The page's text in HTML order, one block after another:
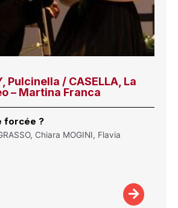
Pulcinella / CASELLA, La
– Martina Franca
forcée ?
Chiara MOGINI, Flavia